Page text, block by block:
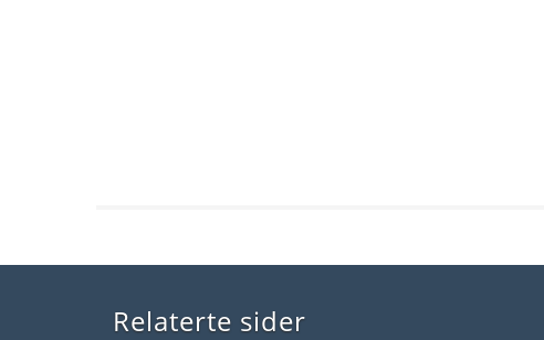
Relaterte sider